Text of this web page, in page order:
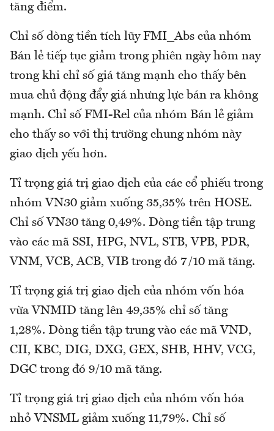
tăng điểm.
Chỉ số dòng tiền tích lũy FMI_Abs của nhóm
Bán lẻ tiếp tục giảm trong phiên ngày hôm nay
trong khi chỉ số giá tăng mạnh cho thấy bên
mua chủ động đẩy giá nhưng lực bán ra không
mạnh. Chỉ số FMI-Rel của nhóm Bán lẻ giảm
cho thấy so với thị trường chung nhóm này
giao dịch yếu hơn.
Tỉ trọng giá trị giao dịch của các cổ phiếu trong
nhóm VN30 giảm xuống 35,35% trên HOSE.
Chỉ số VN30 tăng 0,49%. Dòng tiền tập trung
vào các mã SSI, HPG, NVL, STB, VPB, PDR,
VNM, VCB, ACB, VIB trong đó 7/10 mã tăng.
Tỉ trọng giá trị giao dịch của nhóm vốn hóa
vừa VNMID tăng lên 49,35% chỉ số tăng
1,28%. Dòng tiền tập trung vào các mã VND,
CII, KBC, DIG, DXG, GEX, SHB, HHV, VCG,
DGC trong đó 9/10 mã tăng.
Tỉ trọng giá trị giao dịch của nhóm vốn hóa
nhỏ VNSML giảm xuống 11,79%. Chỉ số